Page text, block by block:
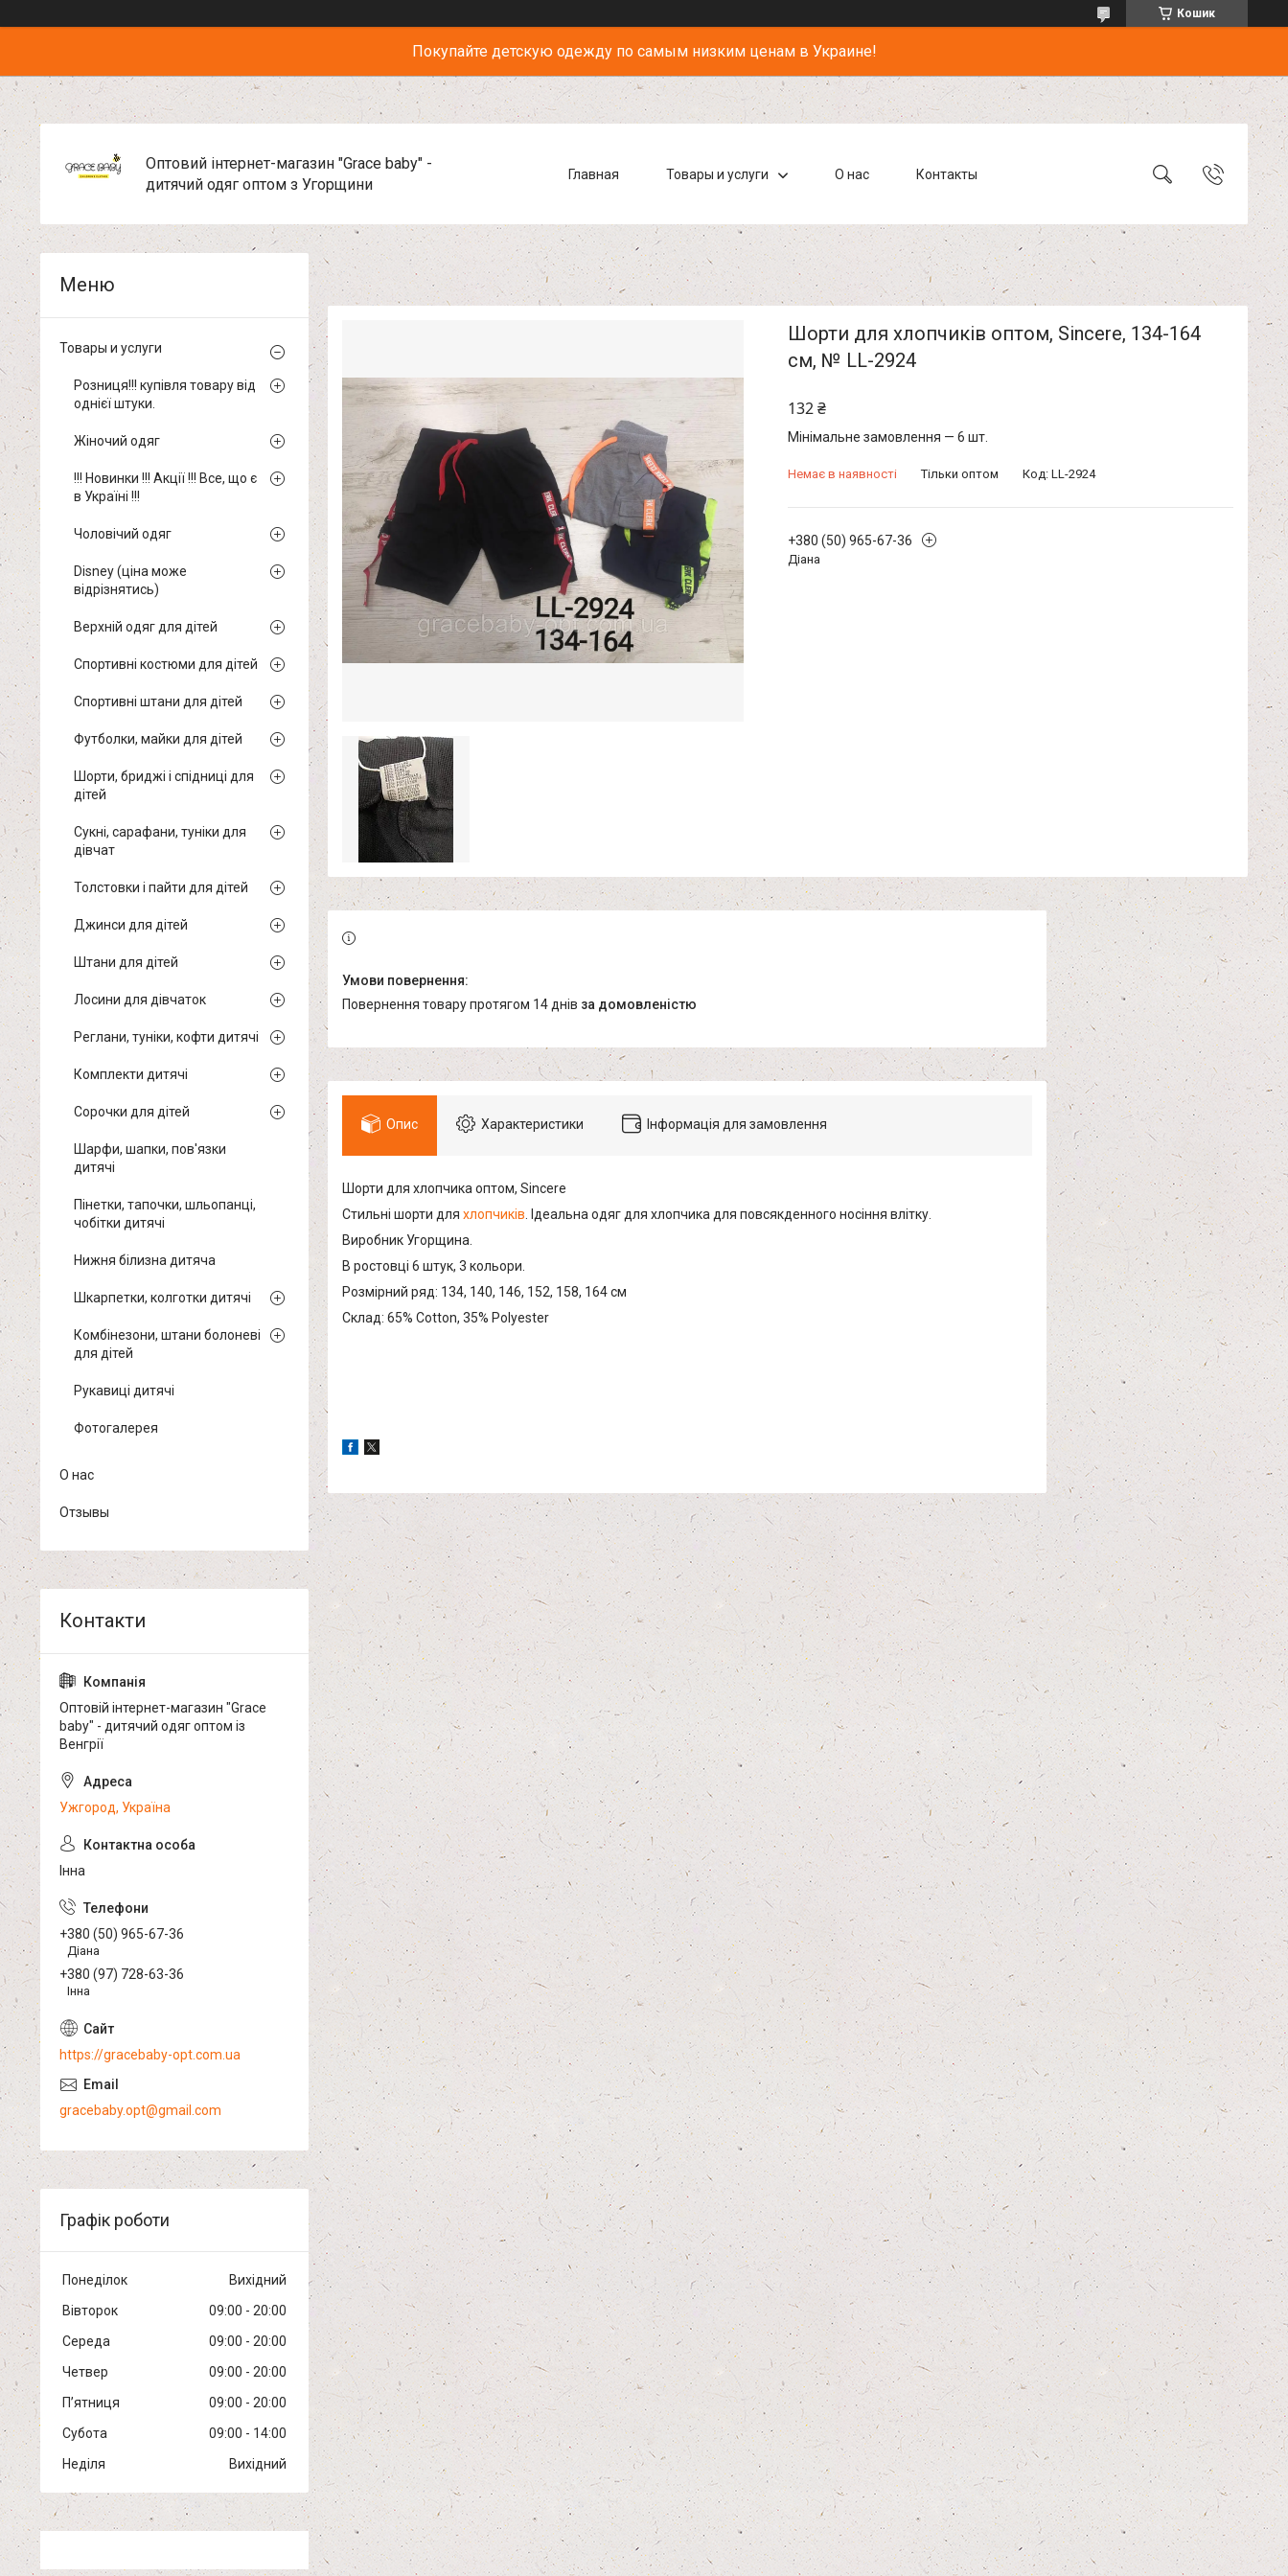
Кошик
Покупайте детскую одежду по самым низким ценам в Украине!
Оптовий інтернет-магазин "Grace baby" -
дитячий одяг оптом з Угорщини
Главная Товары и услуги О нас Контакты
Шорти для хлопчиків оптом, Sincere, 134-164
см, № LL-2924
132 ₴
Мінімальне замовлення — 6 шт.
Немає в наявності Тільки оптом Код: LL-2924
+380 (50) 965-67-36
Діана
повернення товару протягом 14 днів за домовленістю
Опис Характеристики Інформація для замовлення
Шорти для хлопчика оптом, Sincere
Стильні шорти для хлопчиків. Ідеальна одяг для хлопчика для повсякденного носіння влітку.
Виробник Угорщина.
В ростовці 6 штук, 3 кольори.
Розмірний ряд: 134, 140, 146, 152, 158, 164 см
Склад: 65% Cotton, 35% Polyester
Товары и услуги
Розниця!!! купівля товару від
однієї штуки.
Жіночий одяг
!!! Новинки !!! Акції !!! Все, що є
в Україні !!!
Чоловічий одяг
Disney (ціна може
відрізнятись)
Верхній одяг для дітей
Спортивні костюми для дітей
Спортивні штани для дітей
Футболки, майки для дітей
Шорти, бриджі і спідниці для
дітей
Сукні, сарафани, туніки для
дівчат
Толстовки і пайти для дітей
Джинси для дітей
Штани для дітей
Лосини для дівчаток
Реглани, туніки, кофти дитячі
Комплекти дитячі
Сорочки для дітей
Шарфи, шапки, пов'язки
дитячі
Пінетки, тапочки, шльопанці,
чобітки дитячі
Нижня білизна дитяча
Шкарпетки, колготки дитячі
Комбінезони, штани болоневі
для дітей
Рукавиці дитячі
Фотогалерея
О нас
Отзывы
Оптовій інтернет-магазин "Grace
baby" - дитячий одяг оптом із
Венгрії
Ужгород, Україна
Інна
+380 (50) 965-67-36
Діана
+380 (97) 728-63-36
Інна
https://gracebaby-opt.com.ua
gracebaby.opt@gmail.com
Графік роботи
Понеділок
Вихідний
Вівторок
09:00
20:00
Середа
09:00
20:00
Четвер
09:00
20:00
Пʼятниця
09:00
20:00
Субота
09:00
14:00
Неділя
Вихідний